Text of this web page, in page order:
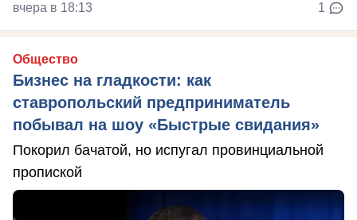
вчера в 18:13 1
Общество
Бизнес на гладкости: как
ставропольский предприниматель
побывал на шоу «Быстрые свидания»
Покорил бачатой, но испугал провинциальной
пропиской